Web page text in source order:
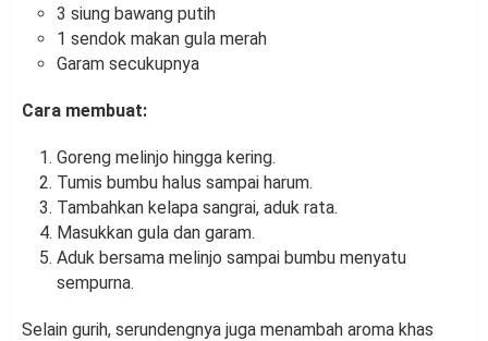
3 siung bawang putih
1 sendok makan gula merah
Garam secukupnya
Cara membuat:
Goreng melinjo hingga kering.
Tumis bumbu halus sampai harum.
Tambahkan kelapa sangrai, aduk rata.
Masukkan gula dan garam.
Aduk bersama melinjo sampai bumbu menyatu
sempurna.
Selain gurih, serundengnya juga menambah aroma khas